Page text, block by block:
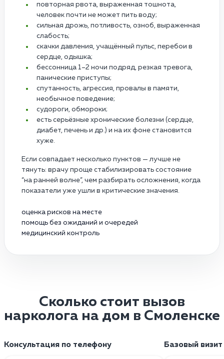
повторная рвота, выраженная тошнота,
человек почти не может пить воду;
сильная дрожь, потливость, озноб, выраженная
слабость;
скачки давления, учащённый пульс, перебои в
сердце, одышка;
бессонница 1–2 ночи подряд, резкая тревога,
панические приступы;
спутанность, агрессия, провалы в памяти,
необычное поведение;
судороги, обмороки;
есть серьёзные хронические болезни (сердце,
диабет, печень и др.) и на их фоне становится
хуже.
Если совпадает несколько пунктов — лучше не
тянуть: врачу проще стабилизировать состояние
“на ранней волне”, чем разбирать осложнения, когда
показатели уже ушли в критические значения.
оценка рисков на месте
помощь без ожиданий и очередей
медицинский контроль
Сколько стоит вызов
нарколога на дом в Смоленске
Консультация по телефону Базовый